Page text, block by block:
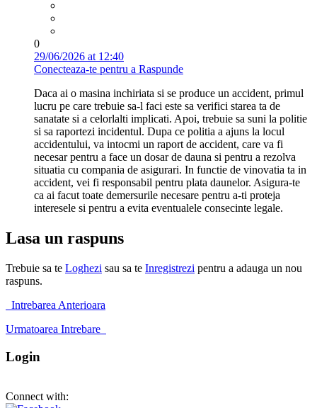
0
29/06/2026 at 12:40
Conecteaza-te pentru a Raspunde
Daca ai o masina inchiriata si se produce un accident, primul
lucru pe care trebuie sa-l faci este sa verifici starea ta de
sanatate si a celorlalti implicati. Apoi, trebuie sa suni la politie
si sa raportezi incidentul. Dupa ce politia a ajuns la locul
accidentului, va intocmi un raport de accident, care va fi
necesar pentru a face un dosar de dauna si pentru a rezolva
situatia cu compania de asigurari. In functie de vinovatia ta in
accident, vei fi responsabil pentru plata daunelor. Asigura-te
ca ai facut toate demersurile necesare pentru a-ti proteja
interesele si pentru a evita eventualele consecinte legale.
Lasa un raspuns
Trebuie sa te Loghezi sau sa te Inregistrezi pentru a adauga un nou
raspuns.
Intrebarea Anterioara
Urmatoarea Intrebare
Login
Connect with: